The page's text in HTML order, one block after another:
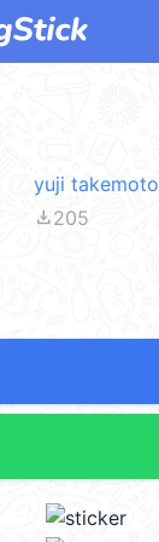
yuji takemoto
file_download205